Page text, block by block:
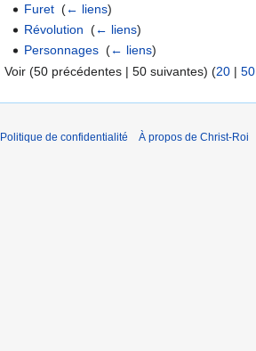
Furet ‎(← liens)
Révolution ‎(← liens)
Personnages ‎(← liens)
Voir (50 précédentes | 50 suivantes) (20 | 50
Politique de confidentialité À propos de Christ-Roi